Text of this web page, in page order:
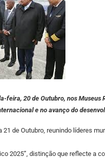
20 de Outubro, nos
e no avanço do
de Outubro, reunindo líderes
2025”, distinção que reflecte a